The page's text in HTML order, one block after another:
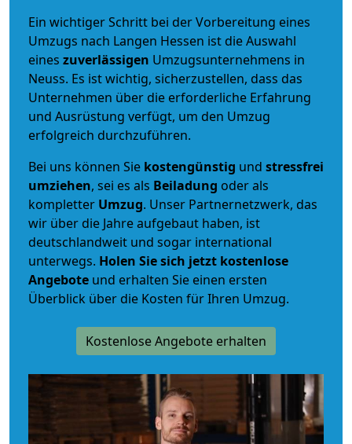
Ein wichtiger Schritt bei der Vorbereitung eines
Umzugs nach Langen Hessen ist die Auswahl
eines zuverlässigen Umzugsunternehmens in
Neuss. Es ist wichtig, sicherzustellen, dass das
Unternehmen über die erforderliche Erfahrung
und Ausrüstung verfügt, um den Umzug
erfolgreich durchzuführen.
Bei uns können Sie kostengünstig und stressfrei
umziehen, sei es als Beiladung oder als
kompletter Umzug. Unser Partnernetzwerk, das
wir über die Jahre aufgebaut haben, ist
deutschlandweit und sogar international
unterwegs. Holen Sie sich jetzt kostenlose
Angebote und erhalten Sie einen ersten
Überblick über die Kosten für Ihren Umzug.
Kostenlose Angebote erhalten